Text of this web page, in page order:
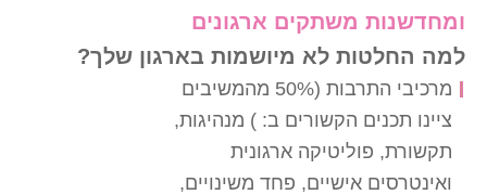
ומחדשנות משתקים ארגונים
למה החלטות לא מיושמות בארגון שלך?
מרכיבי התרבות (50% מהמשיבים
ציינו תכנים הקשורים ב: ) מנהיגות,
תקשורת, פוליטיקה ארגונית
ואינטרסים אישיים, פחד משינויים,